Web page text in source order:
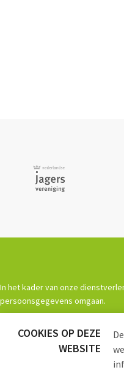
In het kader van onze
persoonsgegevens omgaan.
Powered by Procurios
COOKIES OP DEZE
WEBSITE